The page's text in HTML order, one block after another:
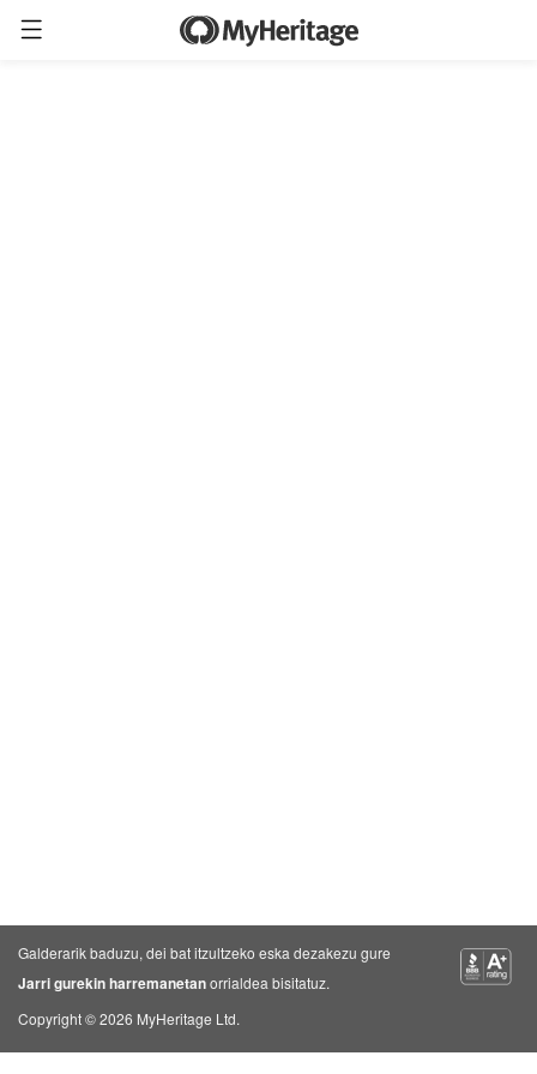
Galderarik baduzu, dei bat itzultzeko eska dezakezu gure
Jarri gurekin harremanetanorrialdea bisitatuz.
Copyright © 2026 MyHeritage Ltd.